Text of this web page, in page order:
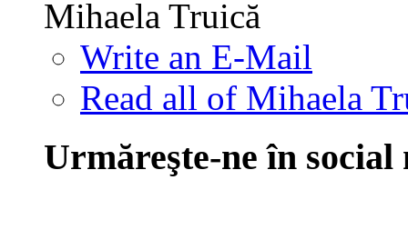
Mihaela Truică
Write an E-Mail
Read all of Mihaela
Urmăreşte-ne în social